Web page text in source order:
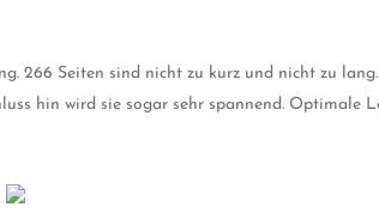
266 Seiten sind nicht zu kurz und nicht zu
hin wird sie sogar sehr spannend. Optimale